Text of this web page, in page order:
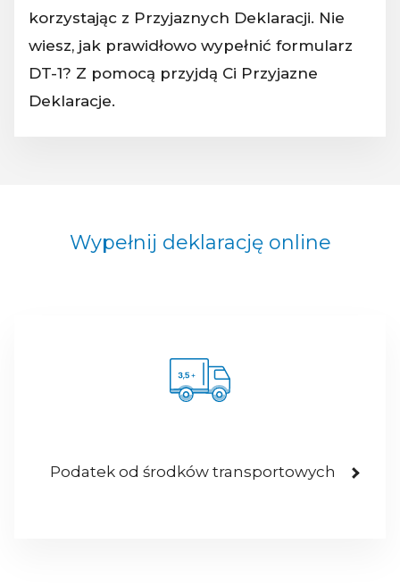
korzystając z Przyjaznych Deklaracji. Nie
wiesz, jak prawidłowo wypełnić formularz
DT-1? Z pomocą przyjdą Ci Przyjazne
Deklaracje.
Wypełnij deklarację online
Podatek od środków transportowych